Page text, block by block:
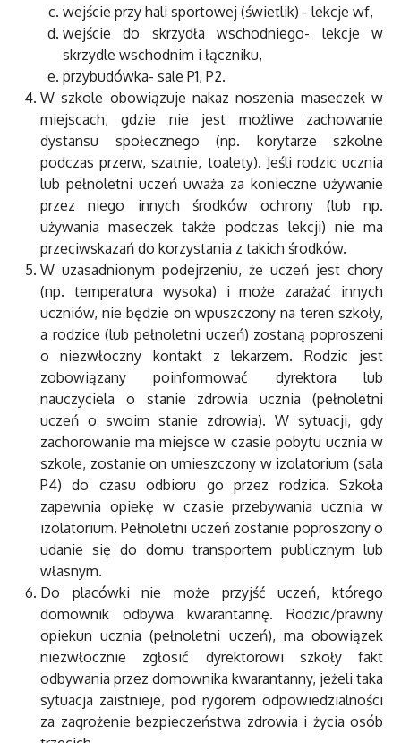
wejście przy hali sportowej (świetlik) - lekcje wf,
wejście do skrzydła wschodniego- lekcje w
skrzydle wschodnim i łączniku,
przybudówka- sale P1, P2.
W szkole obowiązuje nakaz noszenia maseczek w
miejscach, gdzie nie jest możliwe zachowanie
dystansu społecznego (np. korytarze szkolne
podczas przerw, szatnie, toalety). Jeśli rodzic ucznia
lub pełnoletni uczeń uważa za konieczne używanie
przez niego innych środków ochrony (lub np.
używania maseczek także podczas lekcji) nie ma
przeciwskazań do korzystania z takich środków.
W uzasadnionym podejrzeniu, że uczeń jest chory
(np. temperatura wysoka) i może zarażać innych
uczniów, nie będzie on wpuszczony na teren szkoły,
a rodzice (lub pełnoletni uczeń) zostaną poproszeni
o niezwłoczny kontakt z lekarzem. Rodzic jest
zobowiązany poinformować dyrektora lub
nauczyciela o stanie zdrowia ucznia (pełnoletni
uczeń o swoim stanie zdrowia). W sytuacji, gdy
zachorowanie ma miejsce w czasie pobytu ucznia w
szkole, zostanie on umieszczony w izolatorium (sala
P4) do czasu odbioru go przez rodzica. Szkoła
zapewnia opiekę w czasie przebywania ucznia w
izolatorium. Pełnoletni uczeń zostanie poproszony o
udanie się do domu transportem publicznym lub
własnym.
Do placówki nie może przyjść uczeń, którego
domownik odbywa kwarantannę. Rodzic/prawny
opiekun ucznia (pełnoletni uczeń), ma obowiązek
niezwłocznie zgłosić dyrektorowi szkoły fakt
odbywania przez domownika kwarantanny, jeżeli taka
sytuacja zaistnieje, pod rygorem odpowiedzialności
za zagrożenie bezpieczeństwa zdrowia i życia osób